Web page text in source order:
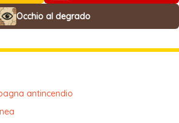
Occhio al degrado